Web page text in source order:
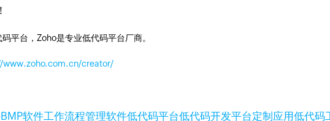
平台，Zoho是专业低代码平台厂商。
www.zoho.com.cn/creator/
BMP软件工作流程管理软件低代码平台低代码开发平台定制应用低代码